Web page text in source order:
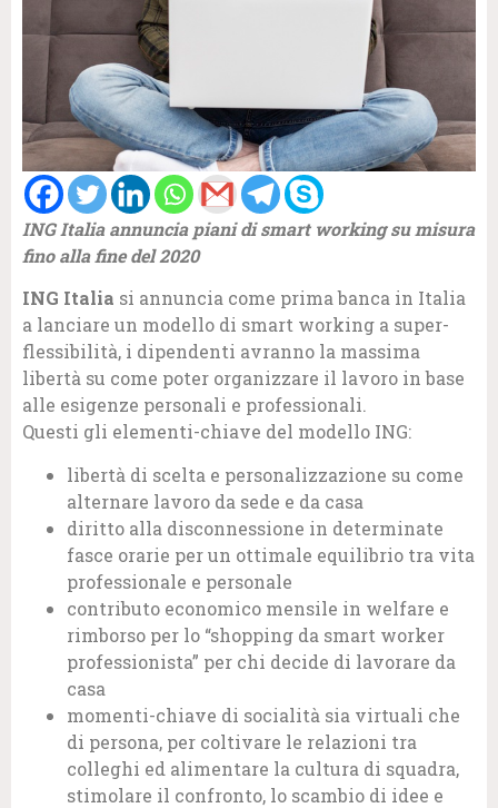
ING Italia annuncia piani di smart working su misura
fino alla fine del 2020
ING Italia si annuncia come prima banca in Italia
a lanciare un modello di smart working a super-
flessibilità, i dipendenti avranno la massima
libertà su come poter organizzare il lavoro in base
alle esigenze personali e professionali.
Questi gli elementi-chiave del modello ING:
libertà di scelta e personalizzazione su come
alternare lavoro da sede e da casa
diritto alla disconnessione in determinate
fasce orarie per un ottimale equilibrio tra vita
professionale e personale
contributo economico mensile in welfare e
rimborso per lo “shopping da smart worker
professionista” per chi decide di lavorare da
casa
momenti-chiave di socialità sia virtuali che
di persona, per coltivare le relazioni tra
colleghi ed alimentare la cultura di squadra,
stimolare il confronto, lo scambio di idee e